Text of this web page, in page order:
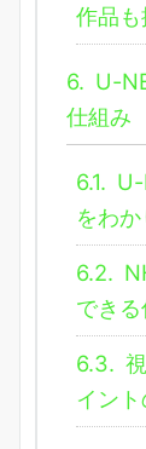
作品
6. U-
仕組み
6.1.
をわ
6.2.
でき
6.3.
イン